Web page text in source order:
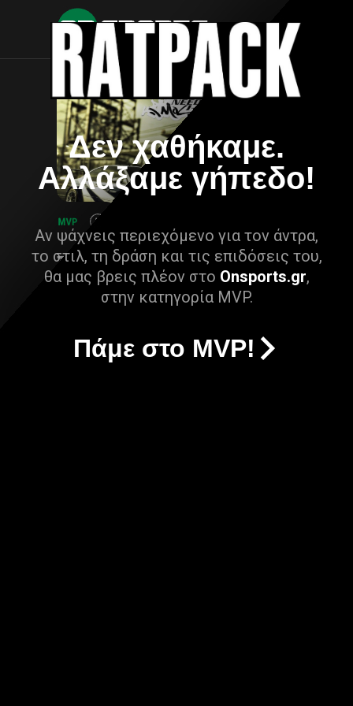
Δεν χαθήκαμε.
Αλλάξαμε γήπεδο!
Αν ψάχνεις περιεχόμενο για τον άντρα,
το στιλ, τη δράση και τις επιδόσεις του,
θα μας βρεις πλέον στο Onsports.gr,
στην κατηγορία MVP.
Πάμε στο MVP!